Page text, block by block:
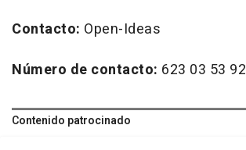
Contacto: Open-Ideas
Número de contacto: 623 03 53 92
Contenido patrocinado